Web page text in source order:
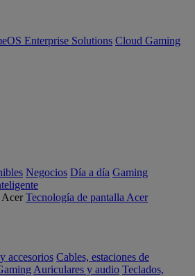
Enterprise Solutions Cloud Gaming
Negocios Día a día Gaming
Tecnología de pantalla Acer
accesorios Cables, estaciones de
Auriculares y audio Teclados,